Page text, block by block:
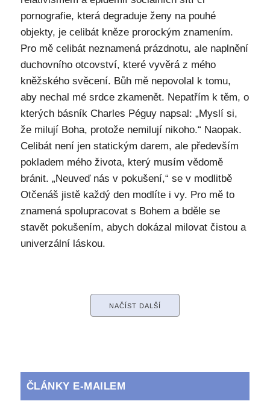
pornografie, která degraduje ženy na pouhé
objekty, je celibát kněze prorockým znamením.
Pro mě celibát neznamená prázdnotu, ale naplnění
duchovního otcovství, které vyvěrá z mého
kněžského svěcení. Bůh mě nepovolal k tomu,
aby nechal mé srdce zkamenět. Nepatřím k těm, o
kterých básník Charles Péguy napsal: „Myslí si,
že milují Boha, protože nemilují nikoho.“ Naopak.
Celibát není jen statickým darem, ale především
pokladem mého života, který musím vědomě
bránit. „Neuveď nás v pokušení,“ se v modlitbě
Otčenáš jistě každý den modlíte i vy. Pro mě to
znamená spolupracovat s Bohem a bděle se
stavět pokušením, abych dokázal milovat čistou a
univerzální láskou.
NAČÍST DALŠÍ
ČLÁNKY E-MAILEM